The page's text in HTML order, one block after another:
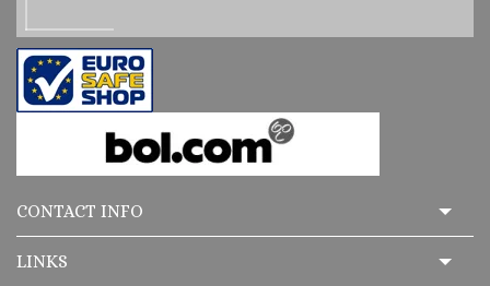
CONTACT INFO
LINKS